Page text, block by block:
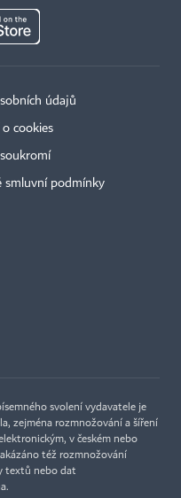
údajů
o cookies
smluvní podmínky
svolení vydavatele je
zejména rozmnožování a šíření
v českém nebo
též rozmnožování
textů nebo dat